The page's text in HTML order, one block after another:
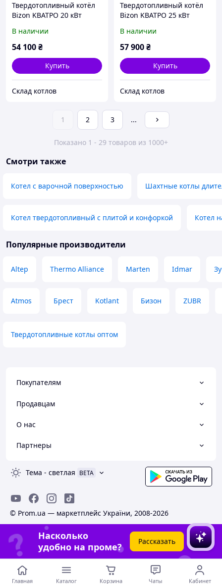
Твердотопливный котёл
Bizon KВАТРО 20 кВт
В наличии
54 100₴
Купить
Склад котлов
Твердотопливный котёл
Bizon KВАТРО 25 кВт
В наличии
57 900₴
Купить
Склад котлов
1 2 3 ...
Показано 1 - 29 товаров из 1000+
Смотри также
Котел с варочной поверхностью Шахтные котлы
Котел твердотопливный с плитой и конфоркой Котел
Популярные производители
Altep Thermo Alliance Marten Idmar
Atmos Брест Kotlant Бизон ZUBR
Твердотопливные котлы оптом
Покупателям
Продавцам
О нас
Партнеры
Тема - светлая BETA
© Prom.ua — маркетплейс України, 2008-2026
Насколько
удобно на проме?
Рассказать
Главная Каталог Корзина Чаты Кабинет